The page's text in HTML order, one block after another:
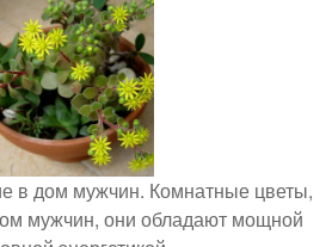
в дом мужчин. Комнатные цветы,
мужчин, они обладают мощной